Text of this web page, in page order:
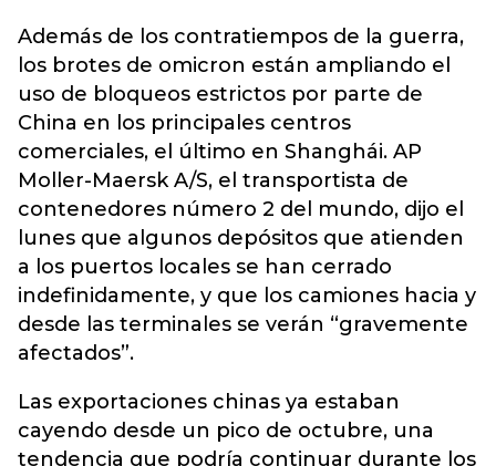
Además de los contratiempos de la guerra,
los brotes de omicron están ampliando el
uso de bloqueos estrictos por parte de
China en los principales centros
comerciales, el último en Shanghái. AP
Moller-Maersk A/S, el transportista de
contenedores número 2 del mundo, dijo el
lunes que algunos depósitos que atienden
a los puertos locales se han cerrado
indefinidamente, y que los camiones hacia y
desde las terminales se verán “gravemente
afectados”.
Las exportaciones chinas ya estaban
cayendo desde un pico de octubre, una
tendencia que podría continuar durante los